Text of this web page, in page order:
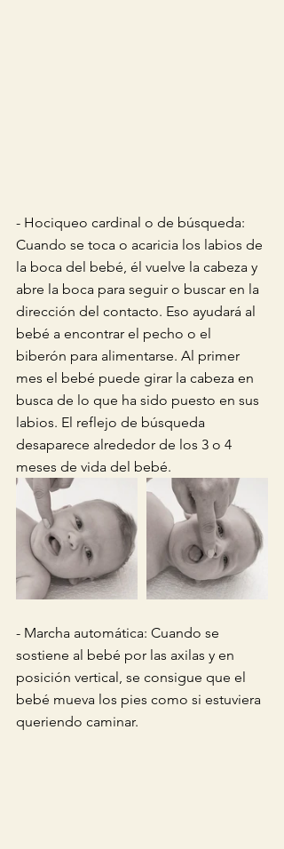
- Hociqueo cardinal o de búsqueda:
Cuando se toca o acaricia los labios de
la boca del bebé, él vuelve la cabeza y
abre la boca para seguir o buscar en la
dirección del contacto. Eso ayudará al
bebé a encontrar el pecho o el
biberón para alimentarse. Al primer
mes el bebé puede girar la cabeza en
busca de lo que ha sido puesto en sus
labios. El reflejo de búsqueda
desaparece alrededor de los 3 o 4
meses de vida del bebé.
- Marcha automática: Cuando se
sostiene al bebé por las axilas y en
posición vertical, se consigue que el
bebé mueva los pies como si estuviera
queriendo caminar.